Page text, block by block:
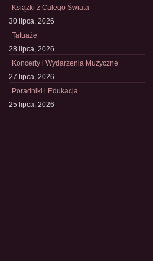
Książki z Całego Świata
30 lipca, 2026
Tatuaże
28 lipca, 2026
Koncerty i Wydarzenia Muzyczne
27 lipca, 2026
Poradniki i Edukacja
25 lipca, 2026